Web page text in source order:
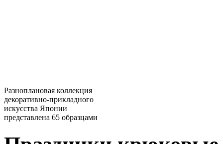
Разноплановая коллекция
декоративно-прикладного
искусства Японии
представлена 65 образцами